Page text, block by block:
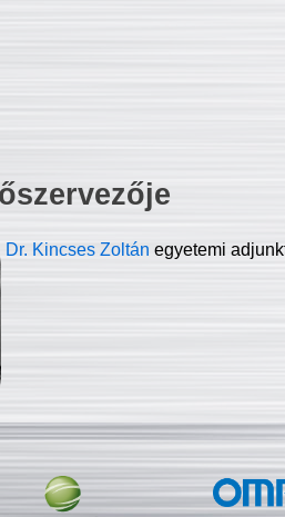
Dr. Kincses Zoltán egyetemi